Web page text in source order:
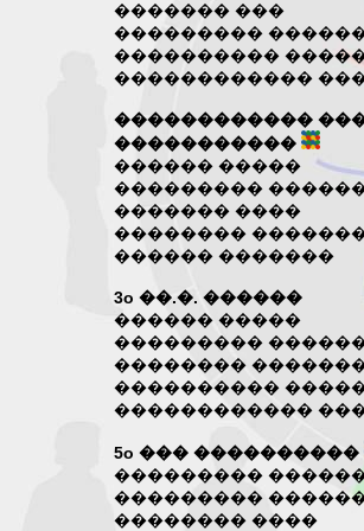
������� ���
���������
����������
������������
������������
�����������
������ �����
���������
������� ����
��������
������ �������
3o ��.�. ������
������ �����
���������
��������
����������
������������
5o ��� ����������
���������
���������
�������� ����